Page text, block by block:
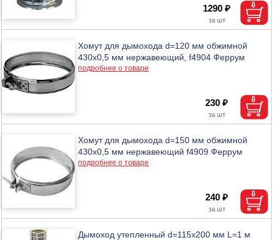
1290 ₽
Хомут для дымохода d=120 мм обжимной
430х0,5 мм нержавеющий, f4904 Феррум
подробнее о товаре
230 ₽
Хомут для дымохода d=150 мм обжимной
430х0,5 мм нержавеющий f4909 Феррум
подробнее о товаре
240 ₽
Дымоход утепленный d=115х200 мм L=1 м